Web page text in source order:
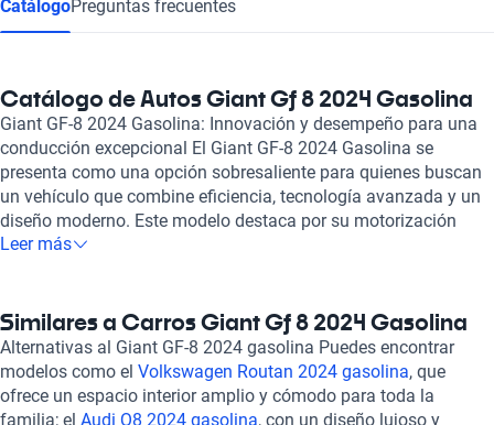
CatálogoPreguntas frecuentes
Catálogo de Autos Giant Gf 8 2024 Gasolina
Giant GF-8 2024 Gasolina: Innovación y desempeño para una
conducción excepcional El Giant GF-8 2024 Gasolina se
presenta como una opción sobresaliente para quienes buscan
un vehículo que combine eficiencia, tecnología avanzada y un
diseño moderno. Este modelo destaca por su motorización
optimizada, la cual ofrece un balance ideal entre potencia y
solo resalta su estética, sino que también mejora la eficiencia
en el consumo, haciendo de cada trayecto una experiencia
refinada y económica. Dentro de su equipamiento, el Giant GF-8
2024 Gasolina incluye características de última generación,
tales como sistemas de infoentretenimiento intuitivos y
Leer más
Similares a Carros Giant Gf 8 2024 Gasolina
Alternativas al Giant GF-8 2024 gasolina Puedes encontrar
modelos como el Volkswagen Routan 2024 gasolina, que
ofrece un espacio interior amplio y cómodo para toda la
familia; el Audi Q8 2024 gasolina, con un diseño lujoso y